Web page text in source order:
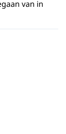
van in